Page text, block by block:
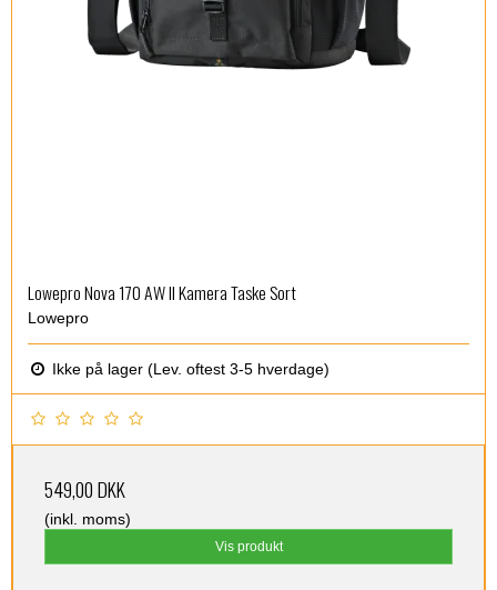
Lowepro Nova 170 AW II Kamera Taske Sort
Lowepro
Ikke på lager (Lev. oftest 3-5 hverdage)
549,00 DKK
(inkl. moms)
Vis produkt